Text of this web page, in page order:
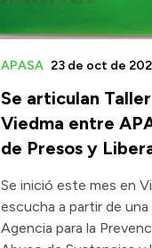
Se articulan
Viedma entre
de Presos y
APASA 23 de oct de
Se inició este mes en
escucha a partir de
Agencia para la